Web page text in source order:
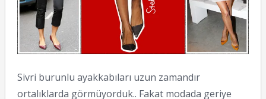
Sivri burunlu ayakkabıları uzun zamandır
ortalıklarda görmüyorduk.. Fakat modada geriye